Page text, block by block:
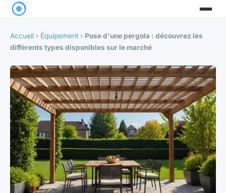
Accueil › Équipement › Pose d'une pergola : découvrez les
différents types disponibles sur le marché